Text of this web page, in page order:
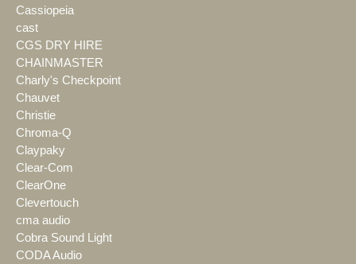
Cassiopeia
cast
CGS DRY HIRE
CHAINMASTER
Charly's Checkpoint
Chauvet
Christie
Chroma-Q
Claypaky
Clear-Com
ClearOne
Clevertouch
cma audio
Cobra Sound Light
CODA Audio